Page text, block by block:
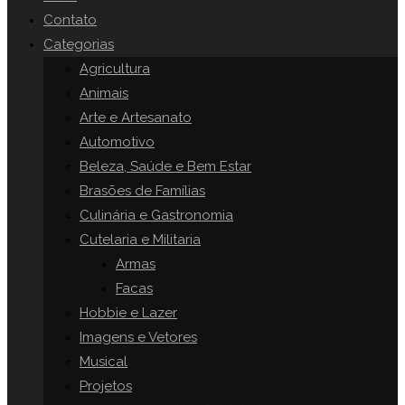
Contato
Categorias
Agricultura
Animais
Arte e Artesanato
Automotivo
Beleza, Saúde e Bem Estar
Brasões de Famílias
Culinária e Gastronomia
Cutelaria e Militaria
Armas
Facas
Hobbie e Lazer
Imagens e Vetores
Musical
Projetos